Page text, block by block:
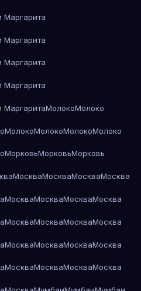
Маргарита
Маргарита
Маргарита
Маргарита
МаргаритаМолокоМолоко
МолокоМолокоМолокоМолоко
МорковьМорковьМорковь
МоскваМоскваМоскваМосква
МоскваМоскваМоскваМосква
МоскваМоскваМоскваМосква
МоскваМоскваМоскваМосква
МоскваМоскваМоскваМосква